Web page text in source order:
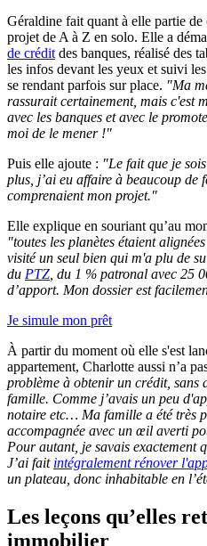
Géraldine fait quant à elle partie
projet de A à Z en solo. Elle a
de crédit des banques, réalisé des
les infos devant les yeux et suivi
se rendant parfois sur place. "Ma
rassurait certainement, mais c'est
avec les banques et avec le
moi de le mener !"
Puis elle ajoute : "Le fait que je
plus, j’ai eu affaire à beaucoup de
comprenaient mon projet."
Elle explique en souriant qu’au
"toutes les planètes étaient
visité un seul bien qui m'a plu de
du PTZ , du 1 % patronal avec 25
d’apport. Mon dossier est
Je simule mon prêt
À partir du moment où elle s'est
appartement, Charlotte aussi n’a
problème à obtenir un crédit, sans
famille. Comme j’avais un peu
notaire etc… Ma famille a été très
accompagnée avec un œil averti
Pour autant, je savais exactement
J’ai fait intégralement rénover
un plateau, donc inhabitable en
Les leçons qu’elles
immobilier